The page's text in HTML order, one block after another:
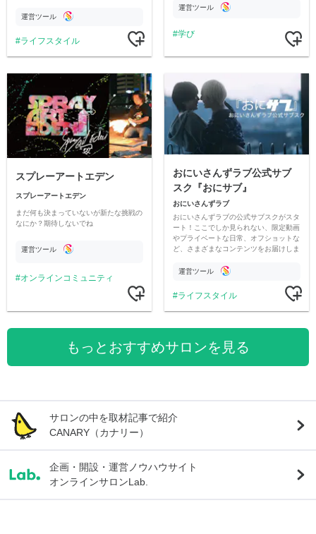
ただいています。
運営ツール
ライフスタイル
す運営ツール
学び
スプレーアートエデン
スプレーアートエデン
まだ何も決まっていないが新たな挑戦の
なにか？期待しないでね
運営ツール
オンラインコミュニティ
おにいさんずラブ公式サブ
スク『おにサブ』
おにいさんずラブ
おにいさんずラブの公式サブスクがスタ
ート！ここでしか見られない、限定動画
やプライベートな日常、オフショットな
ど、さまざまなコンテンツをお届けしま
運営ツール
ライフスタイル
もっとおすすめサロンを見る
サロンの中を取材記事で紹介
CANARY（カナリー）
企画・開設・運営ノウハウサイト
オンラインサロンLab.